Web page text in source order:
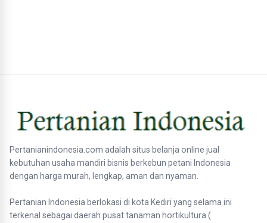
Pertanianindonesia.com adalah situs belanja online jual
kebutuhan usaha mandiri bisnis berkebun petani Indonesia
dengan harga murah, lengkap, aman dan nyaman.
Pertanian Indonesia berlokasi di kota Kediri yang selama ini
terkenal sebagai daerah pusat tanaman hortikultura (